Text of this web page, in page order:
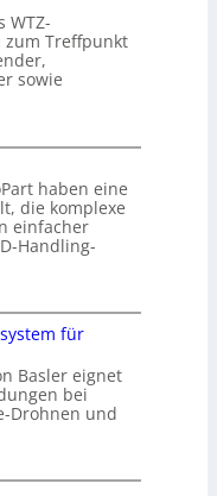
WTZ-
Treffpunkt
sowie
haben eine
die komplexe
einfacher
Handling-
für
Basler eignet
bei
Drohnen und